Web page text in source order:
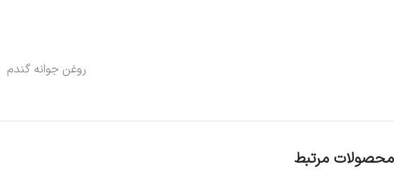
روغن جوانه گندم
محصولات مرتبط